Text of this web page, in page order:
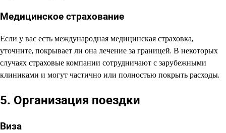
Медицинское страхование
Если у вас есть международная медицинская страховка,
уточните, покрывает ли она лечение за границей. В некоторых
случаях страховые компании сотрудничают с зарубежными
клиниками и могут частично или полностью покрыть расходы.
5. Организация поездки
Виза